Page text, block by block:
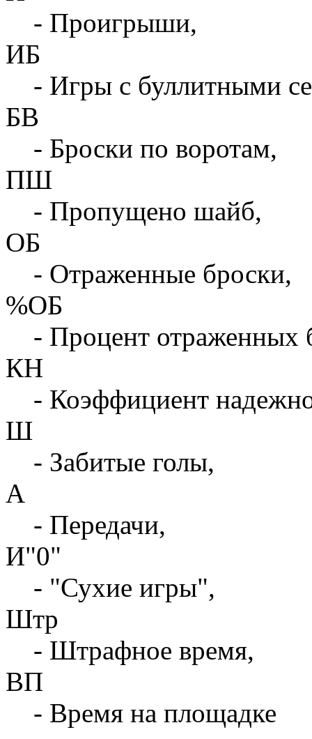
- Проигрыши,
ИБ
- Игры с буллитными
БВ
- Броски по воротам,
ПШ
- Пропущено шайб,
ОБ
- Отраженные броски,
%ОБ
- Процент отраженных
КН
- Коэффициент
Ш
- Забитые голы,
А
- Передачи,
И"0"
- "Сухие игры",
Штр
- Штрафное время,
ВП
- Время на площадке